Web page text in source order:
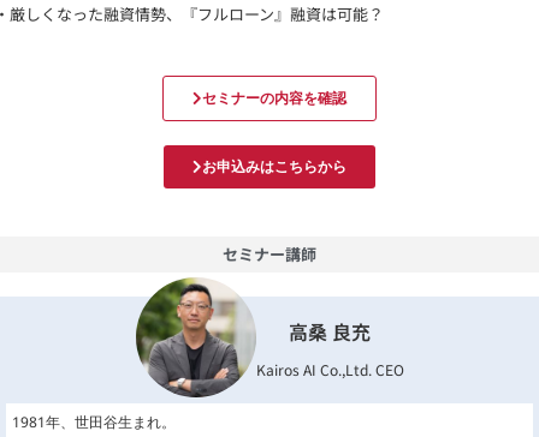
厳しくなった融資情勢、『フルローン』融資は可能？
セミナーの内容を確認
お申込みはこちらから
セミナー講師
高桑 良充
Kairos AI Co.,Ltd. CEO
1981年、世田谷生まれ。